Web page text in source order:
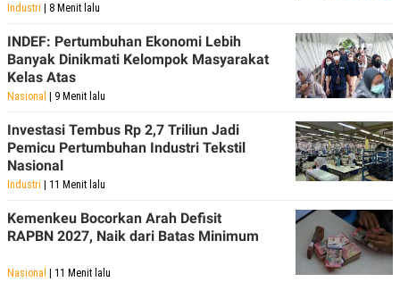
Industri | 8 Menit lalu
INDEF: Pertumbuhan Ekonomi Lebih
Banyak Dinikmati Kelompok Masyarakat
Kelas Atas
Nasional | 9 Menit lalu
Investasi Tembus Rp 2,7 Triliun Jadi
Pemicu Pertumbuhan Industri Tekstil
Nasional
Industri | 11 Menit lalu
Kemenkeu Bocorkan Arah Defisit
RAPBN 2027, Naik dari Batas Minimum
Nasional | 11 Menit lalu